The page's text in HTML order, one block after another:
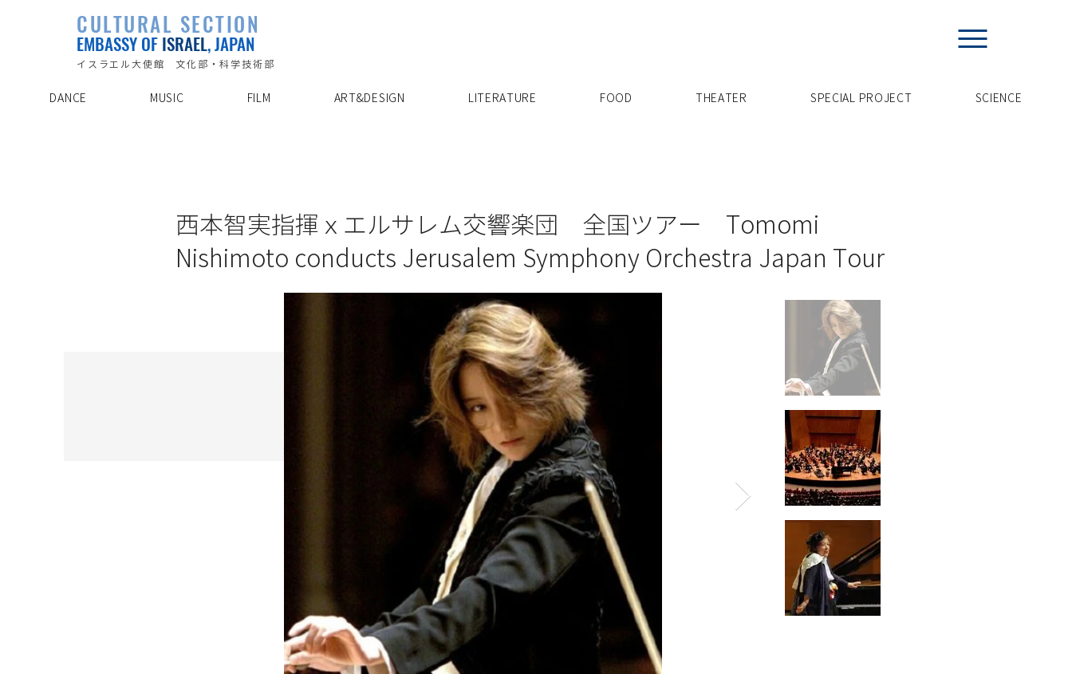
SPECIAL PROJECT
ABOUT US
CONTACT
CULTURAL SECTION
EMBASSY OFISRAEL, JAPAN
イスラエル大使館 文化部・科学技術部
DANCE MUSIC FILM ART&DESIGN LITERATURE FOOD THEATER SPECIAL PROJECT ​SCIENCE
西本智実指揮ｘエルサレム交響楽団 全国ツアー Tomomi
Nishimoto conducts Jerusalem Symphony Orchestra Japan Tour